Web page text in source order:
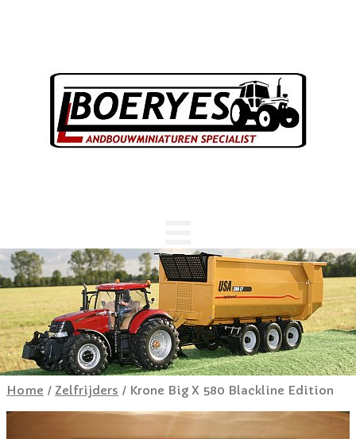
Home / Zelfrijders / Krone Big X 580 Blackline Edition